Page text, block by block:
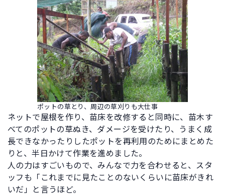
ポットの草とり、周辺の草刈りも大仕事
ネットで屋根を作り、苗床を改修すると同時に、苗木す
べてのポットの草ぬき、ダメージを受けたり、うまく成
長できなかったりしたポットを再利用のためにまとめた
りと、半日かけて作業を進めました。
人の力はすごいもので、みんなで力を合わせると、スタ
ッフも「これまでに見たことのないくらいに苗床がきれ
いだ」と言うほど。